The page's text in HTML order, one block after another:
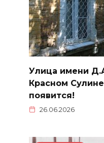
Улица имени
Красном
появится!
26.06.2026